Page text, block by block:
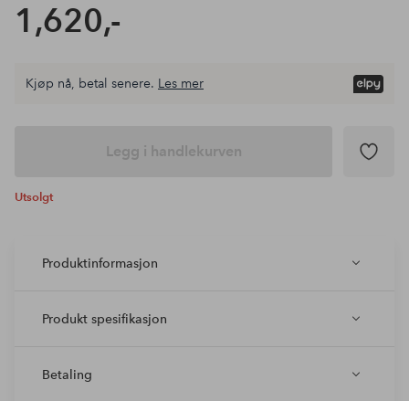
1,620,-
Kjøp nå, betal senere. Les mer
Legg i handlekurven
Utsolgt
Produktinformasjon
Produkt spesifikasjon
Betaling